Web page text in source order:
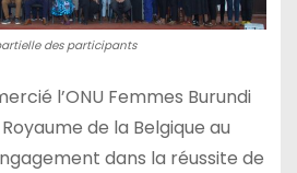
des participants
l’ONU Femmes Burundi
de la Belgique au
dans la réussite de